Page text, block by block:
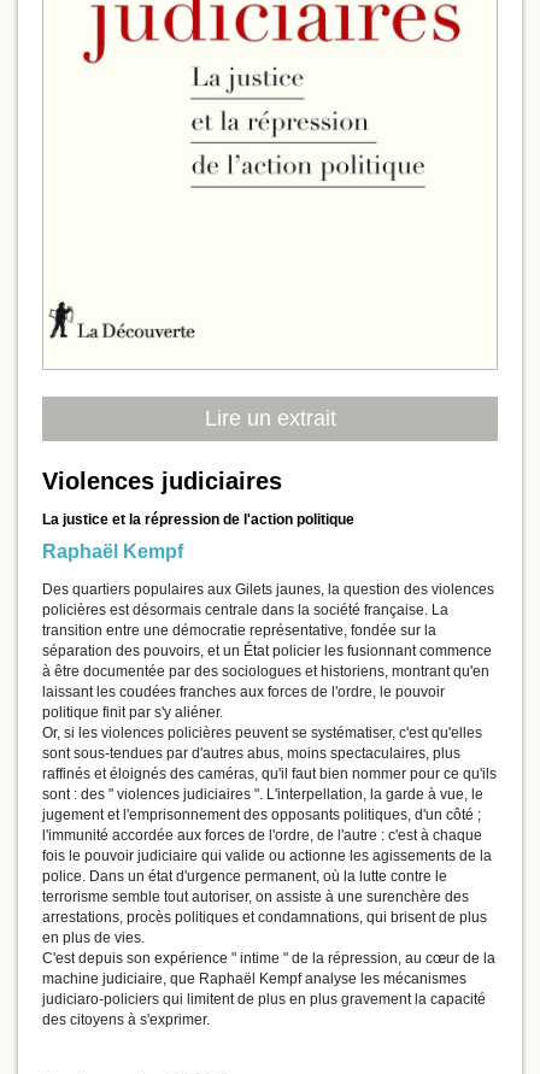
Lire un extrait
Violences judiciaires
La justice et la répression de l'action politique
Raphaël Kempf
Des quartiers populaires aux Gilets jaunes, la question des violences
policières est désormais centrale dans la société française. La
transition entre une démocratie représentative, fondée sur la
séparation des pouvoirs, et un État policier les fusionnant commence
à être documentée par des sociologues et historiens, montrant qu'en
laissant les coudées franches aux forces de l'ordre, le pouvoir
politique finit par s'y aliéner.
Or, si les violences policières peuvent se systématiser, c'est qu'elles
sont sous-tendues par d'autres abus, moins spectaculaires, plus
raffinés et éloignés des caméras, qu'il faut bien nommer pour ce qu'ils
sont : des " violences judiciaires ". L'interpellation, la garde à vue, le
jugement et l'emprisonnement des opposants politiques, d'un côté ;
l'immunité accordée aux forces de l'ordre, de l'autre : c'est à chaque
fois le pouvoir judiciaire qui valide ou actionne les agissements de la
police. Dans un état d'urgence permanent, où la lutte contre le
terrorisme semble tout autoriser, on assiste à une surenchère des
arrestations, procès politiques et condamnations, qui brisent de plus
en plus de vies.
C'est depuis son expérience " intime " de la répression, au cœur de la
machine judiciaire, que Raphaël Kempf analyse les mécanismes
judiciaro-policiers qui limitent de plus en plus gravement la capacité
des citoyens à s'exprimer.